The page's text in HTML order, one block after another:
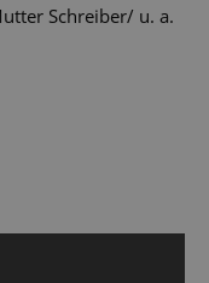
Schreiber/ u. a.